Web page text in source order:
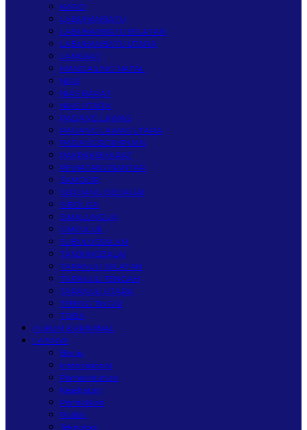
KARO
LABUHANBATU
LABUHANBATU SELATAN
LABUHANBATU UTARA
LANGKAT
MANDAILING NATAL
NIAS
NIAS BARAT
NIAS UTARA
PADANG LAWAS
PADANG LAWAS UTARA
PADANGSIDIMPUAN
PAKPAK BHARAT
PEMATANGSIANTAR
SAMOSIR
SERDANG BEDAGAI
SIBOLGA
SIMALUNGUN
SIMEULUE
SUBULUSSALAM
TANJUNGBALAI
TAPANULI SELATAN
TAPANULI TENGAH
TAPANULI UTARA
TEBING TINGGI
TOBA
HUKUM & KRIMINAL
LAINNYA
Bisnis
Internasional
Pemerintahan
Kesehatan
Pendidikan
Politik
Teknologi